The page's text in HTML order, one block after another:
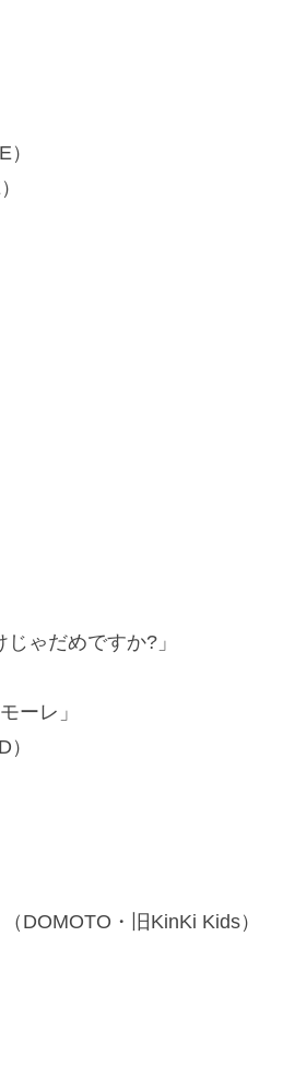
ゃだめですか?」
ーレ」
DOMOTO・旧KinKi Kids）